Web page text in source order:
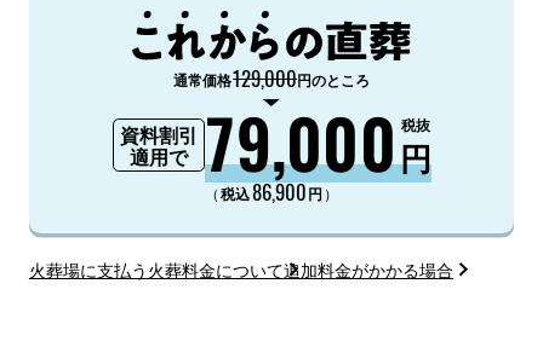
通常価格129,000円のところ
資料割引
適用で
79,000円
税抜
（税込86,900円 ）
火葬場に支払う火葬料金について追加料金がかかる場合